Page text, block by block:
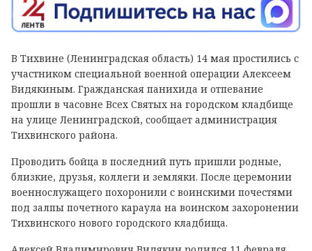
В Тихвине (Ленинградская область) 14 мая простились с
участником специальной военной операции Алексеем
Видякиным. Гражданская панихида и отпевание
прошли в часовне Всех Святых на городском кладбище
на улице Ленинградской, сообщает администрация
Тихвинского района.
Проводить бойца в последний путь пришли родные,
близкие, друзья, коллеги и земляки. После церемонии
военнослужащего похоронили с воинскими почестями
под залпы почетного караула на воинском захоронении
Тихвинского нового городского кладбища.